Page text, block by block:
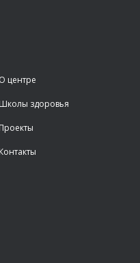
О центре
Школы здоровья
Проекты
Контакты